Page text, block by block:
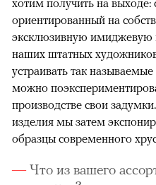
хотим получить на выходе:
ориентированный на
эксклюзивную имиджевую
наших штатных
устраивать так
можно
производстве свои
изделия мы затем
образцы современного
Что из вашего